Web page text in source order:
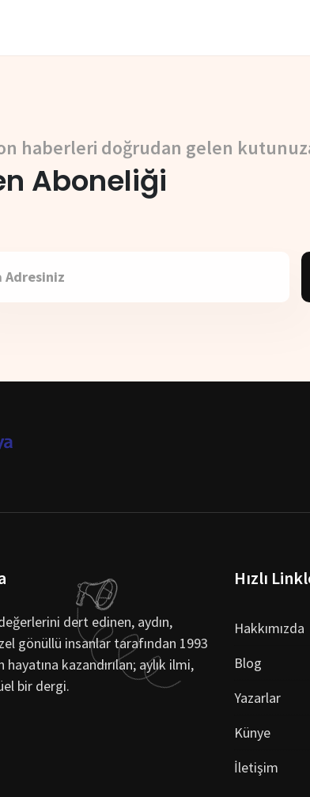
haberleri doğrudan gelen
Aboneliği
dert edinen, aydın,
gönüllü insanlar tarafından 1993
hayatına kazandırılan; aylık ilmi,
bir dergi.
Hızlı
Hakkımızda
Blog
Yazarlar
Künye
İletişim